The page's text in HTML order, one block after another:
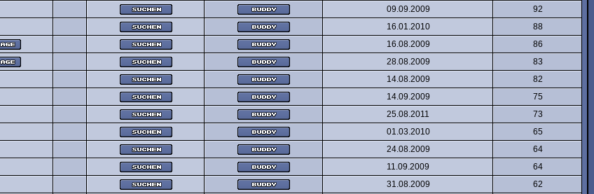
09.09.2009
92
16.01.2010
88
16.08.2009
86
28.08.2009
83
14.08.2009
82
14.09.2009
75
25.08.2011
73
01.03.2010
65
24.08.2009
64
11.09.2009
64
31.08.2009 62